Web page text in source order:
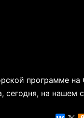
программе
сегодня, на нашем